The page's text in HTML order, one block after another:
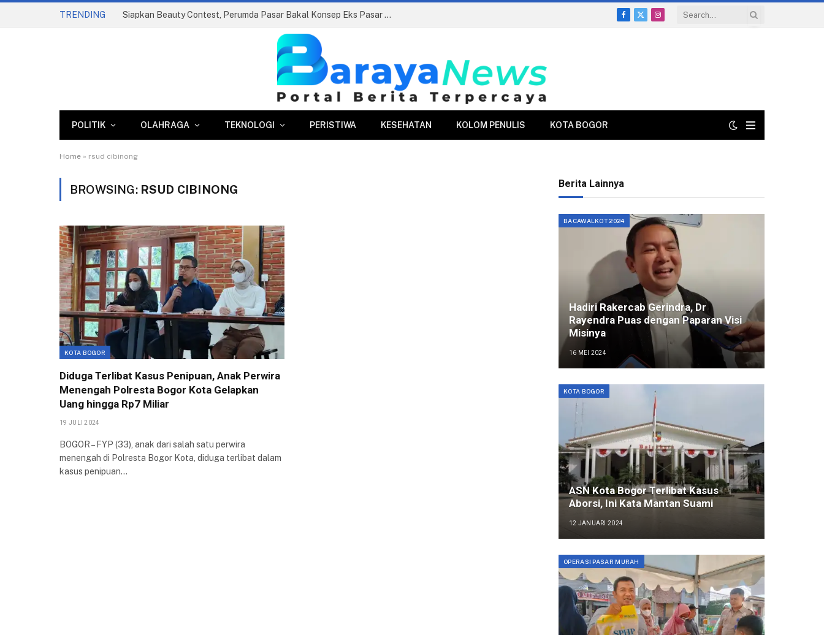
TRENDING Siapkan Beauty Contest, Perumda Pasar Bakal Konsep Eks Pasar Bogor Jadi Kawasan Terpadu
Facebook
X
Instagram
POLITIK OLAHRAGA TEKNOLOGI PERISTIWA KESEHATAN KOLOM PENULIS KOTA BOGOR
Home » rsud cibinong
BROWSING: RSUD CIBINONG
KOTA BOGOR
Diduga Terlibat Kasus Penipuan, Anak Perwira
Menengah Polresta Bogor Kota Gelapkan
Uang hingga Rp7 Miliar
19 JULI 2024
BOGOR – FYP (33), anak dari salah satu perwira
menengah di Polresta Bogor Kota, diduga terlibat dalam
kasus penipuan…
Berita Lainnya
BACAWALKOT 2024
Hadiri Rakercab Gerindra, Dr
Rayendra Puas dengan Paparan Visi
Misinya
16 MEI 2024
KOTA BOGOR
ASN Kota Bogor Terlibat Kasus
Aborsi, Ini Kata Mantan Suami
12 JANUARI 2024
OPERASI PASAR MURAH